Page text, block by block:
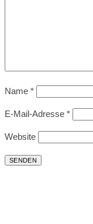
Name *
E-Mail-Adresse *
Website